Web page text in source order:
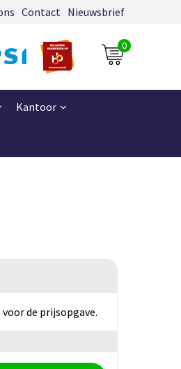
Contact Nieuwsbrief
0
Kantoor
de prijsopgave.